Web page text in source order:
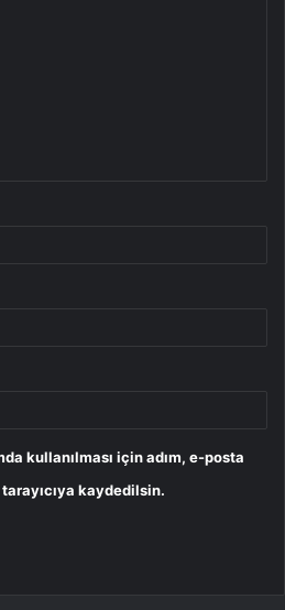
kullanılması için adım, e-posta
kaydedilsin.